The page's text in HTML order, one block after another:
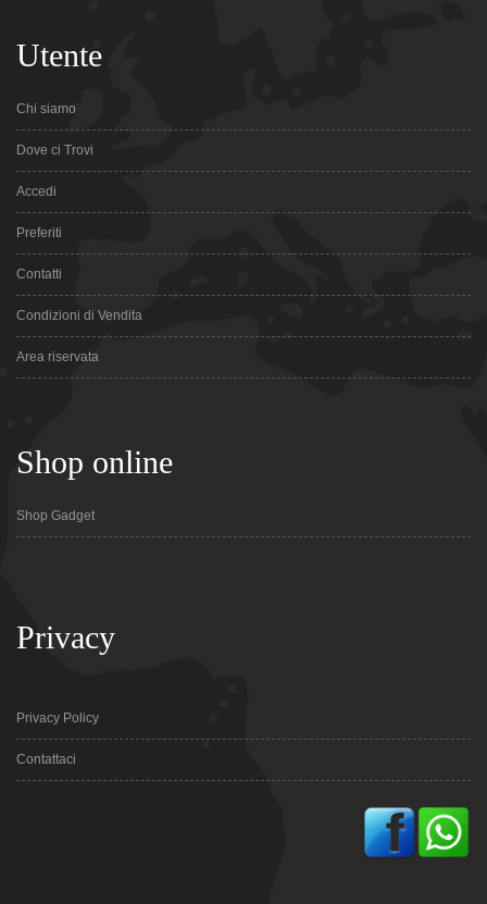
Utente
Chi siamo
Dove ci Trovi
Accedi
Preferiti
Contatti
Condizioni di Vendita
Area riservata
Shop online
Shop Gadget
Privacy
Privacy Policy
Contattaci